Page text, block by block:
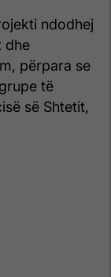
ndodhej
dhe
përpara se
të
së Shtetit,